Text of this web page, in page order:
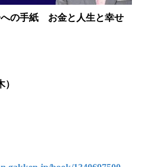
への手紙 お金と人生と幸せ